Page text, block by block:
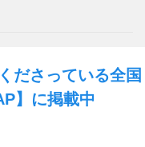
ださっている全国
】 に掲載中